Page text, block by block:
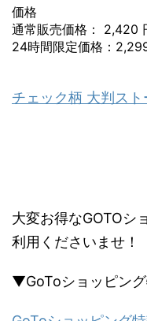
価格
通常販売価格： 2,420
24時間限定価格：
チェック柄 大判ス
大変お得なGOTOシ
利用くださいませ！
▼GoToショッピン